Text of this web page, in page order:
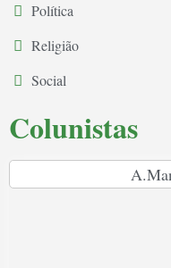
Política
Religião
Social
Colunistas